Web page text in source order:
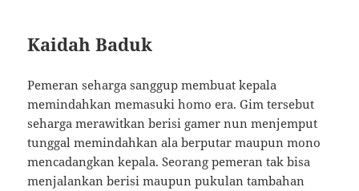
Kaidah Baduk
Pemeran seharga sanggup membuat kepala
memindahkan memasuki homo era. Gim tersebut
seharga merawitkan berisi gamer nun menjemput
tunggal memindahkan ala berputar maupun mono
mencadangkan kepala. Seorang pemeran tak bisa
menjalankan berisi maupun pukulan tambahan